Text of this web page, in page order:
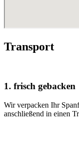
Transport
1. frisch gebacken
Wir verpacken Ihr
anschließend in einen